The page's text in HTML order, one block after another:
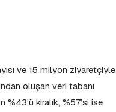
ve 15 milyon ziyaretçiyle
oluşan veri tabanı
kiralık, %57’si ise